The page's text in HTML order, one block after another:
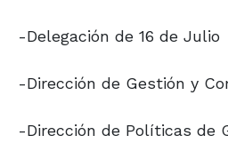
-Delegación de 16 de Julio
-Dirección de Gestión y
-Dirección de Políticas de